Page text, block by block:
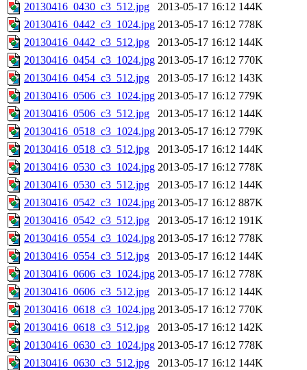
20130416_0430_c3_512.jpg
2013-05-17 16:12 144K
20130416_0442_c3_1024.jpg 2013-05-17 16:12 778K
20130416_0442_c3_512.jpg
2013-05-17 16:12 144K
20130416_0454_c3_1024.jpg 2013-05-17 16:12 770K
20130416_0454_c3_512.jpg
2013-05-17 16:12 143K
20130416_0506_c3_1024.jpg 2013-05-17 16:12 779K
20130416_0506_c3_512.jpg
2013-05-17 16:12 144K
20130416_0518_c3_1024.jpg 2013-05-17 16:12 779K
20130416_0518_c3_512.jpg
2013-05-17 16:12 144K
20130416_0530_c3_1024.jpg 2013-05-17 16:12 778K
20130416_0530_c3_512.jpg
2013-05-17 16:12 144K
20130416_0542_c3_1024.jpg 2013-05-17 16:12 887K
20130416_0542_c3_512.jpg
2013-05-17 16:12 191K
20130416_0554_c3_1024.jpg 2013-05-17 16:12 778K
20130416_0554_c3_512.jpg
2013-05-17 16:12 144K
20130416_0606_c3_1024.jpg 2013-05-17 16:12 778K
20130416_0606_c3_512.jpg
2013-05-17 16:12 144K
20130416_0618_c3_1024.jpg 2013-05-17 16:12 770K
20130416_0618_c3_512.jpg
2013-05-17 16:12 142K
20130416_0630_c3_1024.jpg 2013-05-17 16:12 778K
20130416_0630_c3_512.jpg
2013-05-17 16:12 144K